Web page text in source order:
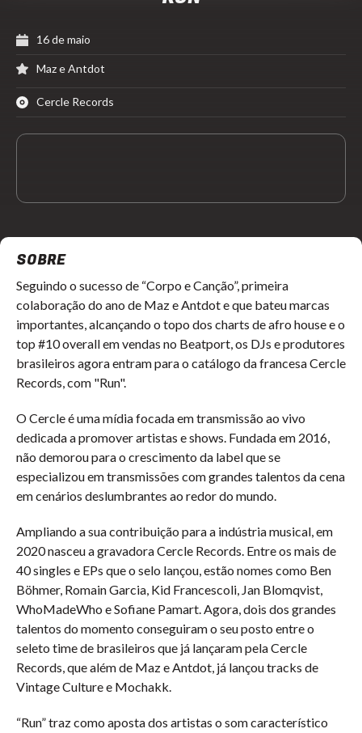
16 de maio
Maz e Antdot
Cercle Records
SOBRE
Seguindo o sucesso de “Corpo e Canção”, primeira
colaboração do ano de Maz e Antdot e que bateu marcas
importantes, alcançando o topo dos charts de afro house e o
top #10 overall em vendas no Beatport, os DJs e produtores
brasileiros agora entram para o catálogo da francesa Cercle
Records, com "Run".
O Cercle é uma mídia focada em transmissão ao vivo
dedicada a promover artistas e shows. Fundada em 2016,
não demorou para o crescimento da label que se
especializou em transmissões com grandes talentos da cena
em cenários deslumbrantes ao redor do mundo.
Ampliando a sua contribuição para a indústria musical, em
2020 nasceu a gravadora Cercle Records. Entre os mais de
40 singles e EPs que o selo lançou, estão nomes como Ben
Böhmer, Romain Garcia, Kid Francescoli, Jan Blomqvist,
WhoMadeWho e Sofiane Pamart. Agora, dois dos grandes
talentos do momento conseguiram o seu posto entre o
seleto time de brasileiros que já lançaram pela Cercle
Records, que além de Maz e Antdot, já lançou tracks de
Vintage Culture e Mochakk.
“Run” traz como aposta dos artistas o som característico